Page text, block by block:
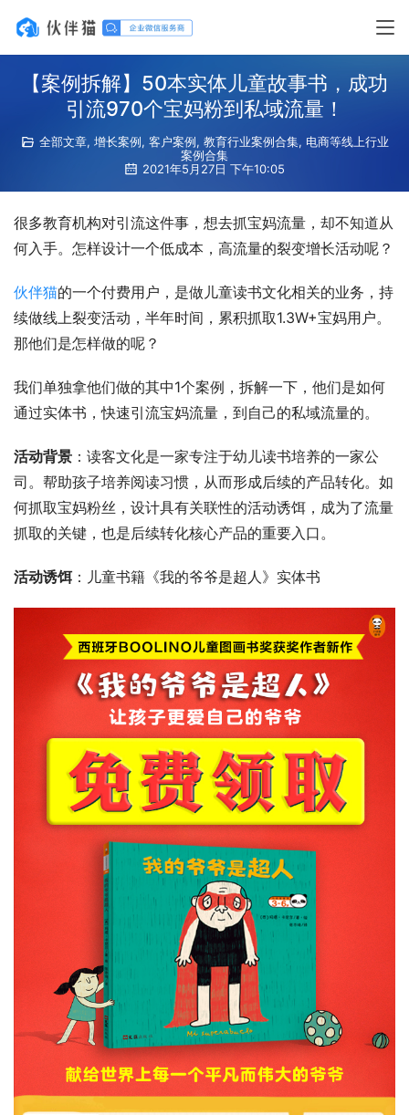
【案例拆解】50本实体儿童故事书，成功
引流970个宝妈粉到私域流量！
全部文章, 增长案例, 客户案例, 教育行业案例合集, 电商等线上行业
案例合集
2021年5月27日 下午10:05
很多教育机构对引流这件事，想去抓宝妈流量，却不知道从
何入手。怎样设计一个低成本，高流量的裂变增长活动呢？
伙伴猫的一个付费用户，是做儿童读书文化相关的业务，持
续做线上裂变活动，半年时间，累积抓取1.3W+宝妈用户。
那他们是怎样做的呢？
我们单独拿他们做的其中1个案例，拆解一下，他们是如何
通过实体书，快速引流宝妈流量，到自己的私域流量的。
活动背景 ：读客文化是一家专注于幼儿读书培养的一家公
司。帮助孩子培养阅读习惯，从而形成后续的产品转化。如
何抓取宝妈粉丝，设计具有关联性的活动诱饵，成为了流量
抓取的关键，也是后续转化核心产品的重要入口。
活动诱饵：儿童书籍《我的爷爷是超人》实体书